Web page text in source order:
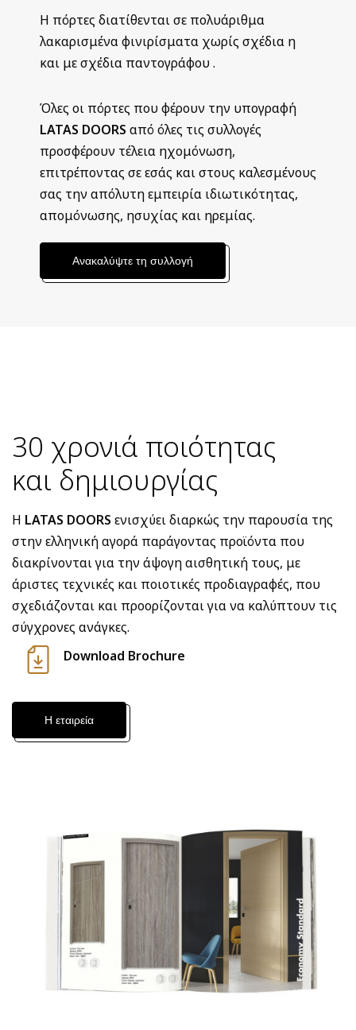
Η πόρτες διατίθενται σε πολυάριθμα
λακαρισμένα φινιρίσματα χωρίς σχέδια η
και με σχέδια παντογράφου .
Όλες οι πόρτες που φέρουν την υπογραφή
LATAS DOORS από όλες τις συλλογές
προσφέρουν τέλεια ηχομόνωση,
επιτρέποντας σε εσάς και στους καλεσμένους
σας την απόλυτη εμπειρία ιδιωτικότητας,
απομόνωσης, ησυχίας και ηρεμίας.
Ανακαλύψτε τη συλλογή
30 χρονιά ποιότητας
και δημιουργίας
Η LATAS DOORS ενισχύει διαρκώς την παρουσία της
στην ελληνική αγορά παράγοντας προϊόντα που
διακρίνονται για την άψογη αισθητική τους, με
άριστες τεχνικές και ποιοτικές προδιαγραφές, που
σχεδιάζονται και προορίζονται για να καλύπτουν τις
σύγχρονες ανάγκες.
Download Brochure
Η εταιρεία